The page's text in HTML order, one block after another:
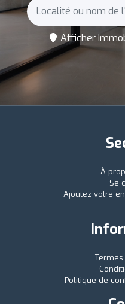
Afficher
À
Se
Ajoutez votre
Politique de